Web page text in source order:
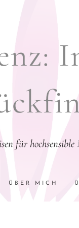
für hochsensible
ÜBER MICH